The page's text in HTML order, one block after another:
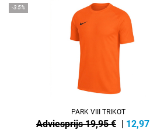
-35%
PARK VIII TRIKOT
Adviesprijs 19,95 € | 12,97